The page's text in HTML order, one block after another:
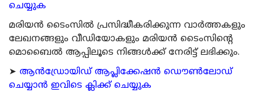
ചെയ്യുക
മരിയന്‍ ടൈംസില്‍ പ്രസിദ്ധീകരിക്കുന്ന വാര്‍ത്തകളും
ലേഖനങ്ങളും വീഡിയോകളും മരിയന്‍ ടൈംസിന്റെ
മൊബൈല്‍ ആപ്പിലൂടെ നിങ്ങള്‍ക്ക് നേരിട്ട് ലഭിക്കും.
➤ ആന്‍ഡ്രോയിഡ് ആപ്ലിക്കേഷന്‍ ഡൌണ്‍ലോഡ്
ചെയ്യാന്‍ ഇവിടെ ക്ലിക്ക് ചെയ്യുക